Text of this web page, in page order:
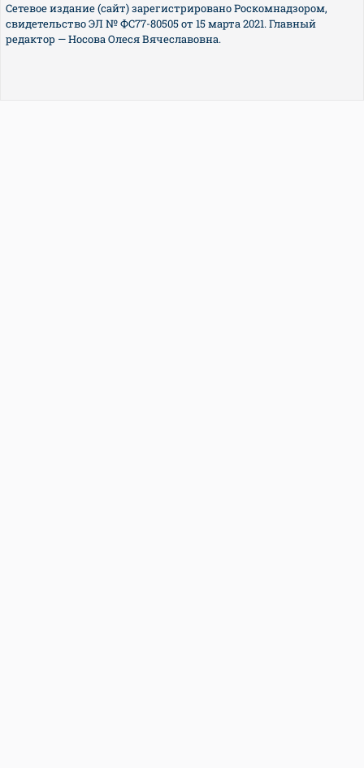
Сетевое издание (сайт) зарегистрировано Роскомнадзором,
свидетельство ЭЛ № ФС77-80505 от 15 марта 2021. Главный
редактор — Носова Олеся Вячеславовна.